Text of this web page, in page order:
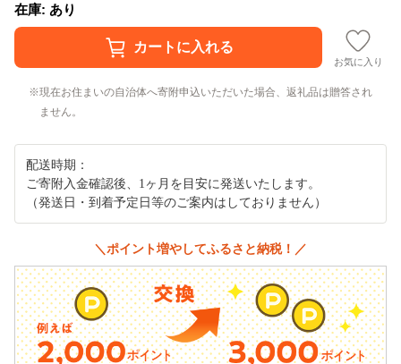
在庫: あり
お気に入り
現在お住まいの自治体へ寄附申込いただいた場合、返礼品は贈答され
ません。
配送時期：
ご寄附入金確認後、1ヶ月を目安に発送いたします。
（発送日・到着予定日等のご案内はしておりません）
＼ポイント増やしてふるさと納税！／